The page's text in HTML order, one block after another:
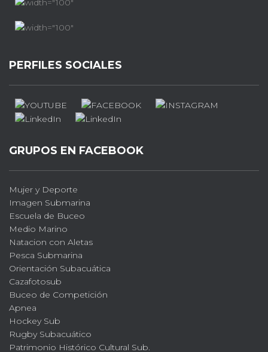
PERFILES SOCIALES
GRUPOS EN FACEBOOK
Mujer y Deporte
Imagen Submarina
Escuela de Buceo
Medio Marino
Natacion con Aletas
Pesca Submarina
Orientación Subacuática
Cazafotosub
Buceo de Competición
Apnea
Hockey Sub
Rugby Subacuático
Patrimonio Histórico Cultural Sub.